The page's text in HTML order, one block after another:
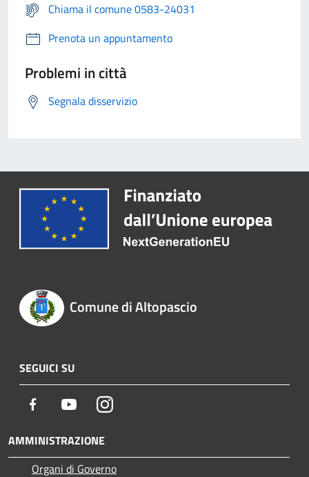
Chiama il comune 0583-24031
Prenota un appuntamento
Problemi in città
Segnala disservizio
Comune di Altopascio
SEGUICI SU
Facebook YoutubeInstagram
AMMINISTRAZIONE
Organi di Governo